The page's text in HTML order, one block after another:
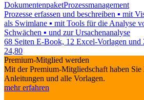
DokumentenpaketProzessmanagement
Prozesse erfassen und beschreiben ▪ mit
als Swimlane ▪ mit Tools für die Analyse
Schwächen ▪ und zur Ursachenanalyse
68 Seiten E-Book, 12 Excel-Vorlagen und
24,80
Premium-Mitglied werden
Mit der Premium-Mitgliedschaft haben
Anleitungen und alle Vorlagen.
mehr erfahren